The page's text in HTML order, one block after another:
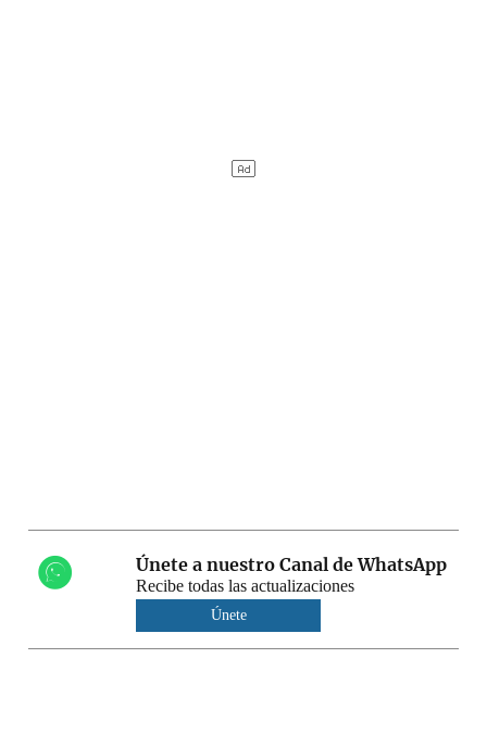
Únete a nuestro Canal de WhatsApp
Recibe todas las actualizaciones
Únete